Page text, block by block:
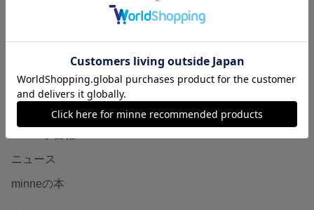
読みもの
minneとものづくりと
ニュース
minneの本